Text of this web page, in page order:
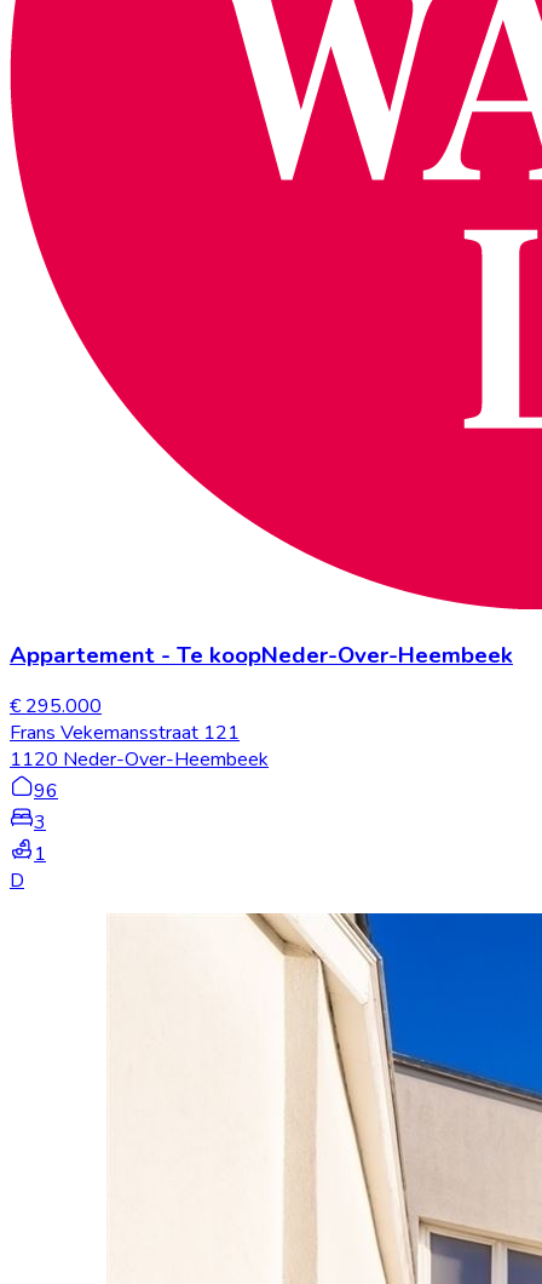
Appartement - Te koopNeder-Over-Heembeek
€ 295.000
Frans Vekemansstraat 121
1120 Neder-Over-Heembeek
96
3
1
D